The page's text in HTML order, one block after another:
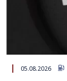
05.08.2026